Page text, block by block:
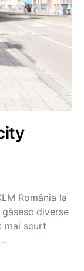
România la
diverse
mai scurt